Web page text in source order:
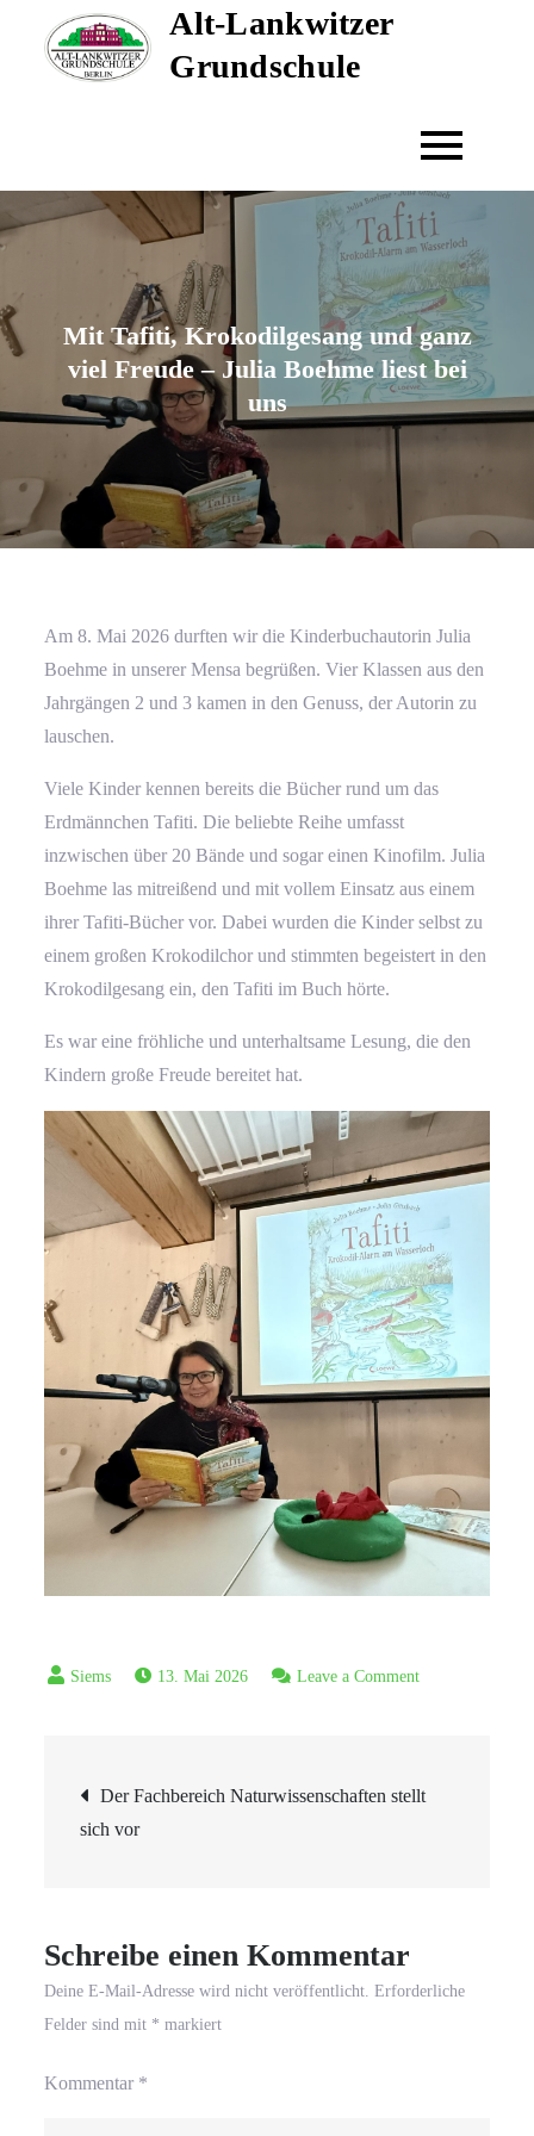
Alt-Lankwitzer
Grundschule
Mit Tafiti, Krokodilgesang und ganz
viel Freude – Julia Boehme liest bei
uns
Am 8. Mai 2026 durften wir die Kinderbuchautorin Julia
Boehme in unserer Mensa begrüßen. Vier Klassen aus den
Jahrgängen 2 und 3 kamen in den Genuss, der Autorin zu
lauschen.
Viele Kinder kennen bereits die Bücher rund um das
Erdmännchen Tafiti. Die beliebte Reihe umfasst
inzwischen über 20 Bände und sogar einen Kinofilm. Julia
Boehme las mitreißend und mit vollem Einsatz aus einem
ihrer Tafiti-Bücher vor. Dabei wurden die Kinder selbst zu
einem großen Krokodilchor und stimmten begeistert in den
Krokodilgesang ein, den Tafiti im Buch hörte.
Es war eine fröhliche und unterhaltsame Lesung, die den
Kindern große Freude bereitet hat.
13. Mai 2026 Leave a Commenton
und
Beitragsnavigation
Der Fachbereich Naturwissenschaften stellt
sich vor
Schreibe einen Kommentar
Deine E-Mail-Adresse wird nicht veröffentlicht. Erforderliche
Felder sind mit * markiert
Kommentar *